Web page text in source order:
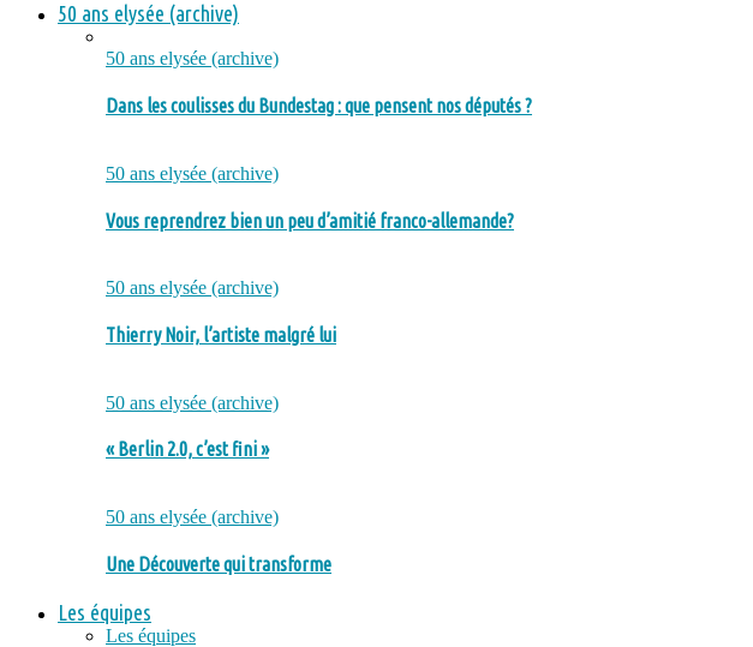
50 ans elysée (archive)
50 ans elysée (archive)
Dans les coulisses du Bundestag : que pensent nos députés ?
50 ans elysée (archive)
Vous reprendrez bien un peu d’amitié franco-allemande?
50 ans elysée (archive)
Thierry Noir, l’artiste malgré lui
50 ans elysée (archive)
« Berlin 2.0, c’est fini »
50 ans elysée (archive)
Une Découverte qui transforme
Les équipes
Les équipes